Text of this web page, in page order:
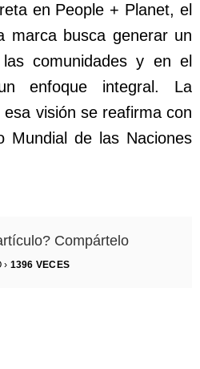
en People + Planet, el
marca busca generar un
comunidades y en el
enfoque integral. La
visión se reafirma con
Mundial de las Naciones
Compártelo
› 1396 VECES